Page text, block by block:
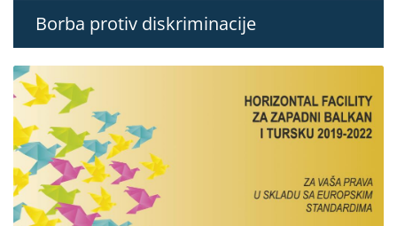
Borba protiv diskriminacije